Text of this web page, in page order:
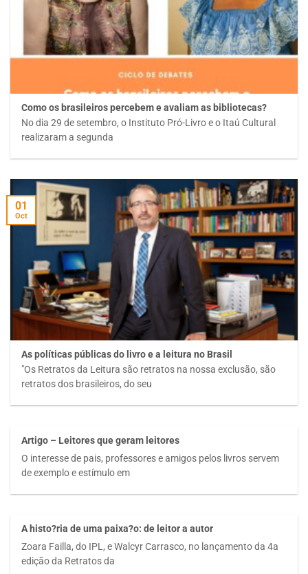
Como os brasileiros percebem e avaliam as bibliotecas?
No dia 29 de setembro, o Instituto Pró-Livro e o Itaú Cultural
realizaram a segunda
As políticas públicas do livro e a leitura no Brasil
"Os Retratos da Leitura são retratos na nossa exclusão, são
retratos dos brasileiros, do seu
01
Oct
Artigo – Leitores que geram leitores
O interesse de pais, professores e amigos pelos livros servem
de exemplo e estímulo em
A histo?ria de uma paixa?o: de leitor a autor
Zoara Failla, do IPL, e Walcyr Carrasco, no lançamento da 4a
edição da Retratos da